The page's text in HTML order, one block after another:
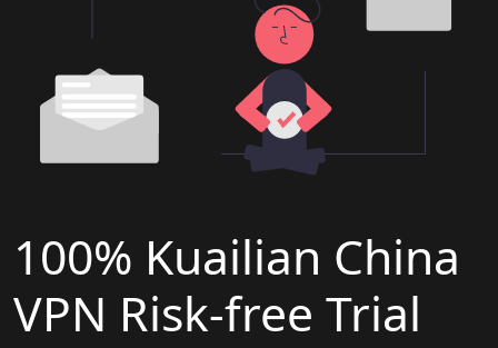
100% Kuailian China
VPN Risk-free Trial